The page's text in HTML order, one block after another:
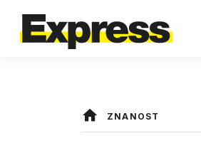
ZNANOST